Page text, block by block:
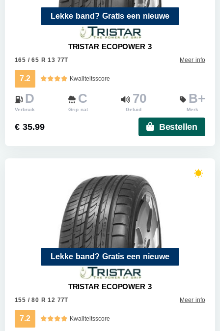
Lekke band? Gratis een nieuwe
TRISTAR ECOPOWER 3
165 / 65 R 13 77T Meer info
7.2 Kwaliteitsscore
D
Verbruik
C
Grip nat
70
Geluid
B+
Merk
€ 35.99 Bestellen
Lekke band? Gratis een nieuwe
TRISTAR ECOPOWER 3
155 / 80 R 12 77T Meer info
7.2 Kwaliteitsscore